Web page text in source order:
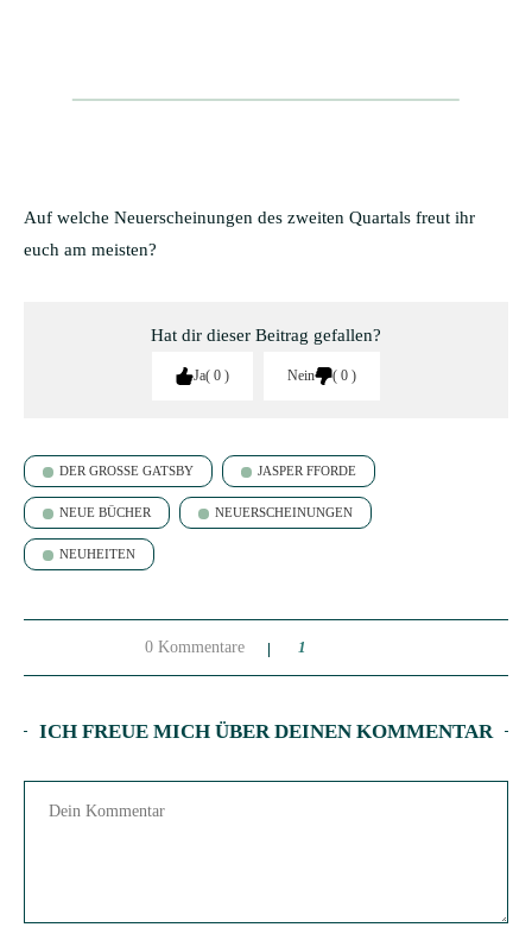
Auf welche Neuerscheinungen des zweiten Quartals freut ihr
euch am meisten?
Hat dir dieser Beitrag gefallen?
Ja 0 Nein 0
DER GROSSE GATSBY JASPER FFORDE
NEUE BÜCHER NEUERSCHEINUNGEN
NEUHEITEN
0 Kommentare 1
ICH FREUE MICH ÜBER DEINEN KOMMENTAR